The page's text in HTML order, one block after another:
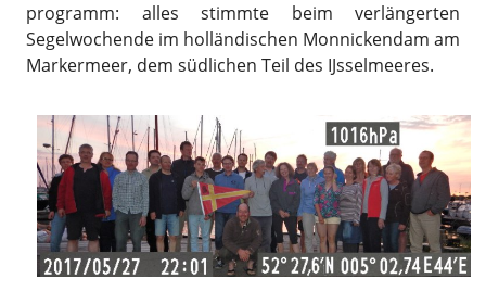
programm: alles stimmte beim verlängerten
Segelwochende im holländischen Monnickendam am
Markermeer, dem südlichen Teil des IJsselmeeres.